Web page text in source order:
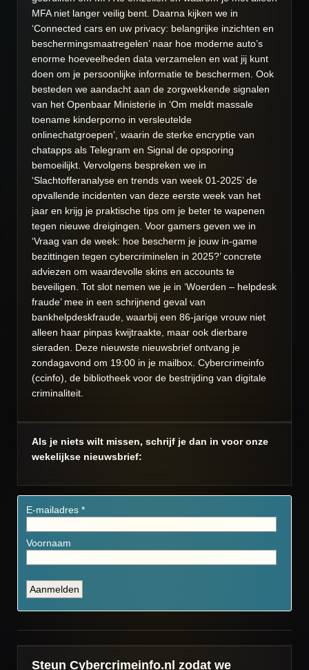
MFA niet langer veilig bent. Daarna kijken we in
‘Connected cars en uw privacy: belangrijke inzichten en
beschermingsmaatregelen’ naar hoe moderne auto’s
enorme hoeveelheden data verzamelen en wat jij kunt
doen om je persoonlijke informatie te beschermen. Ook
besteden we aandacht aan de zorgwekkende signalen
van het Openbaar Ministerie in ‘Om meldt massale
toename kinderporno in versleutelde
onlinechatgroepen’, waarin de sterke encryptie van
chatapps als Telegram en Signal de opsporing
bemoeilijkt. Vervolgens bespreken we in
‘Slachtofferanalyse en trends van week 01-2025’ de
opvallende incidenten van deze eerste week van het
jaar en krijg je praktische tips om je beter te wapenen
tegen nieuwe dreigingen. Voor gamers geven we in
‘Vraag van de week: hoe bescherm je jouw in-game
bezittingen tegen cybercriminelen in 2025?’ concrete
adviezen om waardevolle skins en accounts te
beveiligen. Tot slot nemen we je in ‘Woerden – helpdesk
fraude’ mee in een schrijnend geval van
bankhelpdeskfraude, waarbij een 86-jarige vrouw niet
alleen haar pinpas kwijtraakte, maar ook dierbare
sieraden. Deze nieuwste nieuwsbrief ontvang je
zondagavond om 19:00 in je mailbox. Cybercrimeinfo
(ccinfo), de bibliotheek voor de bestrijding van digitale
criminaliteit.
Als je niets wilt missen, schrijf je dan in voor onze
wekelijkse nieuwsbrief:
Steun Cybercrimeinfo.nl zodat we